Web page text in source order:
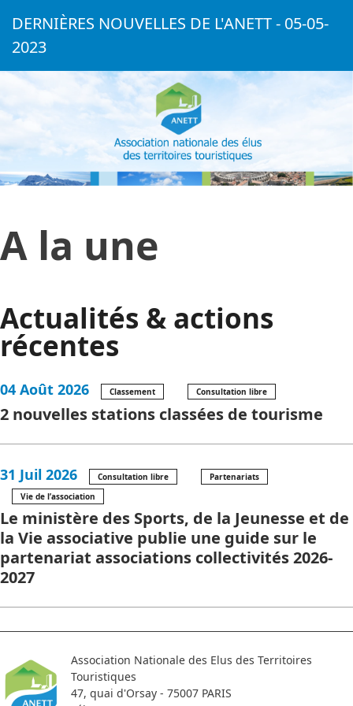
DERNIÈRES NOUVELLES DE L'ANETT - 05-05-
2023
A la une
Actualités & actions
récentes
04 Août 2026 Classement Consultation libre
2 nouvelles stations classées de tourisme
31 Juil 2026 Consultation libre
Partenariats
Vie de l’association
Le ministère des Sports, de la Jeunesse et de
la Vie associative publie une guide sur le
partenariat associations collectivités 2026-
2027
Association Nationale des Elus des Territoires
Touristiques
47, quai d'Orsay - 75007 PARIS